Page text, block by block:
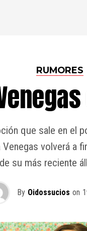
RUMORES
que sale en el
volverá a
su más reciente
By Oidossucios on